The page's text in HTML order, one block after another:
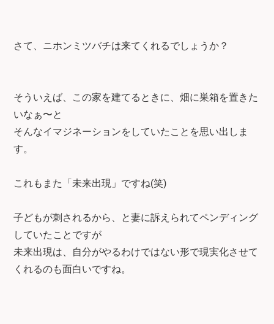
さて、ニホンミツバチは来てくれるでしょうか？
そういえば、この家を建てるときに、畑に巣箱を置きた
いなぁ〜と
そんなイマジネーションをしていたことを思い出しま
す。
これもまた「未来出現」ですね(笑)
子どもが刺されるから、と妻に訴えられてペンディング
していたことですが
未来出現は、自分がやるわけではない形で現実化させて
くれるのも面白いですね。